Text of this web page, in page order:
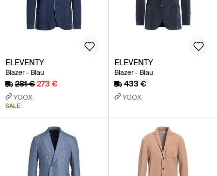
ELEVENTY
Blazer - Blau
281 €273 €
YOOX
SALE
ELEVENTY
Blazer - Blau
433 €
YOOX